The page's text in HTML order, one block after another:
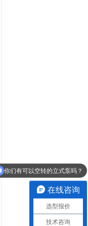
在线咨询
选型报价
技术咨询
针对化学药液过滤的一体机？